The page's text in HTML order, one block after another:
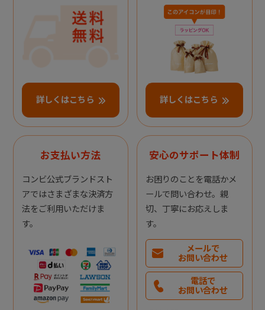
詳しくはこちら 詳しくはこちら
お支払い方法
コンビ公式ブランドスト
アではさまざまな決済方
法をご利用いただけま
す。
安心のサポート体制
お困りのことを電話かメ
ールで問い合わせ。親
切、丁寧にお応えしま
す。
メールで
お問い合わせ
電話で
お問い合わせ